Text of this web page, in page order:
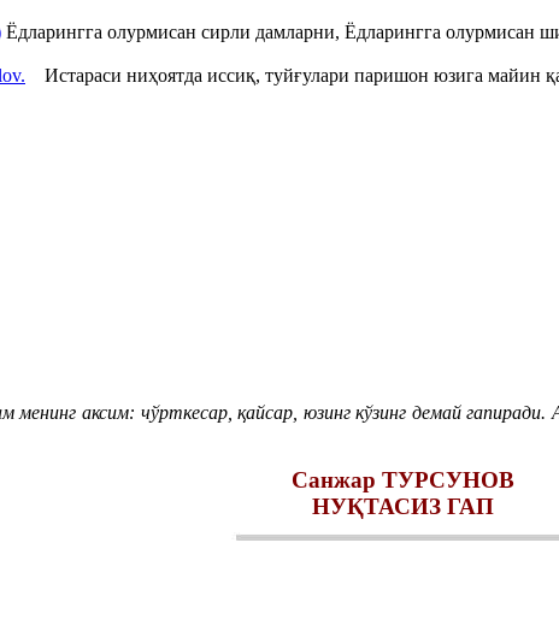
Ёдларингга олурмисан сирли дамларни, Ёдларингга
Истараси ниҳоятда иссиқ, туйғулари паришон юзига майин
аксим: чўрткесар, қайсар, юзинг кўзинг демай
Санжар ТУРСУНОВ
НУҚТАСИЗ ГАП